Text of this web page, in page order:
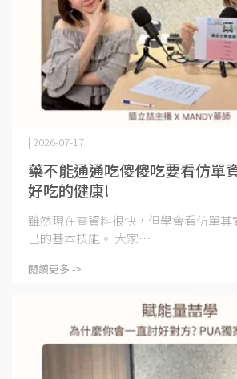
藥不能通通吃傻傻吃要看仿單
好吃的健康!
| 2026-07-17
雖然現在查資料很快，但學會看仿單其
己的基本技能。 大家⋯
閱讀更多 ->